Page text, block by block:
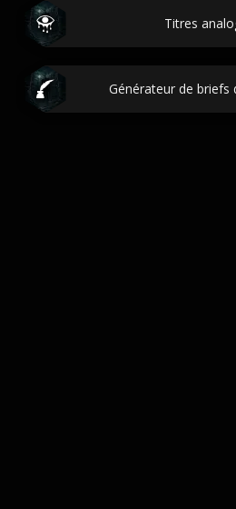
Titres
Générateur de briefs